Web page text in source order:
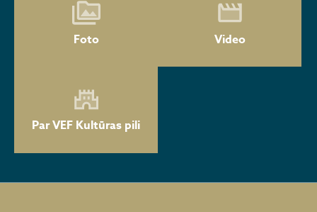
Foto Video
Par VEF Kultūras pili